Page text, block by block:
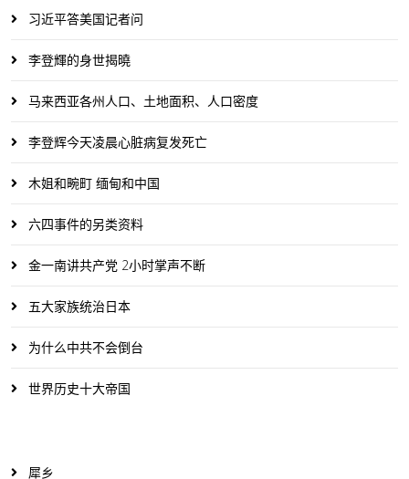
习近平答美国记者问
李登輝的身世揭曉
马来西亚各州人口、土地面积、人口密度
李登辉今天凌晨心脏病复发死亡
木姐和畹町 缅甸和中国
六四事件的另类资料
金一南讲共产党 2小时掌声不断
五大家族统治日本
为什么中共不会倒台
世界历史十大帝国
犀乡